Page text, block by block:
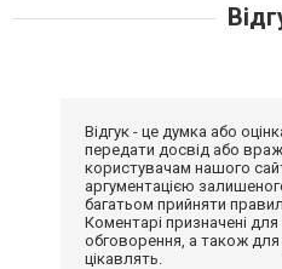
Відгук - це думка або
передати досвід або
користувачам нашого
аргументацією
багатьом прийняти
Коментарі призначені для
обговорення, а також
цікавлять.